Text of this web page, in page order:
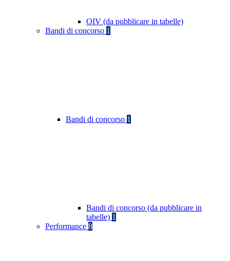
OIV (da pubblicare in tabelle)
Bandi di concorso 1
Bandi di concorso 1
Bandi di concorso (da pubblicare in
tabelle) 1
Performance 8